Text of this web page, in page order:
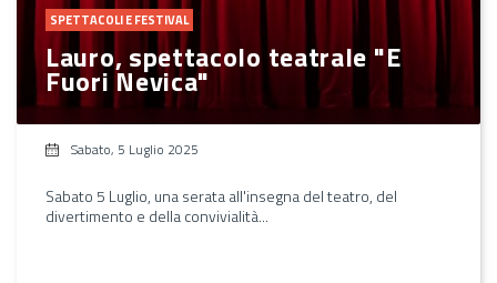
SPETTACOLI E FESTIVAL
Lauro, spettacolo teatrale "E
Fuori Nevica"
Sabato, 5 Luglio 2025
Sabato 5 Luglio, una serata all'insegna del teatro, del
divertimento e della convivialità...